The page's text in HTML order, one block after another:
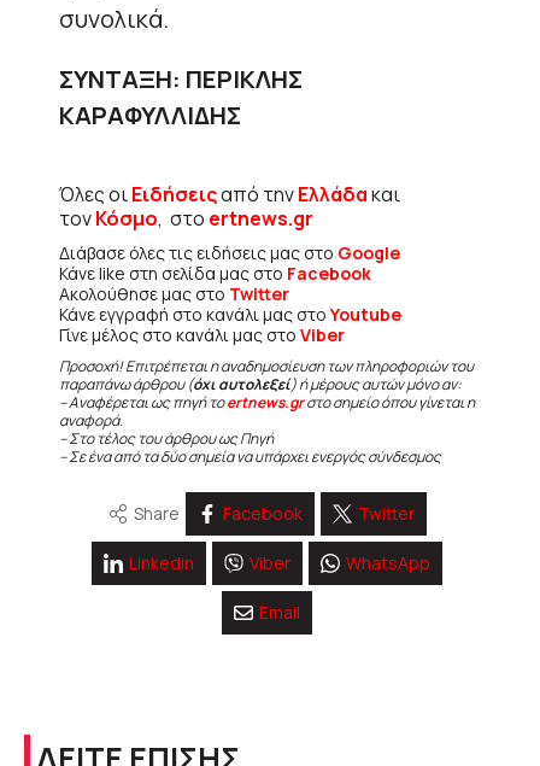
συνολικά.
ΣΥΝΤΑΞΗ: ΠΕΡΙΚΛΗΣ
ΚΑΡΑΦΥΛΛΙΔΗΣ
Όλες οιΕιδήσειςαπό τηνΕλλάδακαι
τονΚόσμο, στο ertnews.gr
Διάβασε όλες τις ειδήσεις μας στο Google
Κάνε like στη σελίδα μας στο Facebook
Ακολούθησε μας στο Twitter
Κάνε εγγραφή στο κανάλι μας στοYoutube
Γίνε μέλος στο κανάλι μας στο Viber
Προσοχή! Επιτρέπεται η αναδημοσίευση των πληροφοριών του
παραπάνω άρθρου (όχι αυτολεξεί) ή μέρους αυτών μόνο αν:
– Αναφέρεται ως πηγή τοertnews.grστο σημείο όπου γίνεται η
αναφορά.
– Στο τέλος του άρθρου ως Πηγή
– Σε ένα από τα δύο σημεία να υπάρχει ενεργός σύνδεσμος
Share Facebook Twitter
Linkedin Viber WhatsApp
Email